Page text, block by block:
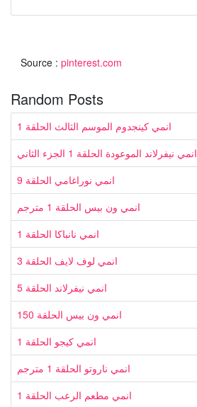
Source : pinterest.com
Random Posts
انمي كينجدوم الموسم الثالث الحلقة 1
انمي نيفرلاند الموعودة الحلقة 1 الجزء الثاني
انمي نوراغامي الحلقة 9
انمي ون بيس الحلقة 1 مترجم
انمي نانباكا الحلقة 1
انمي لوف لايف الحلقة 3
انمي نيفرلاند الحلقة 5
انمي ون بيس الحلقة 150
انمي كيجو الحلقة 1
انمي ناروتو الحلقة 1 مترجم
انمي مطعم الرعب الحلقة 1